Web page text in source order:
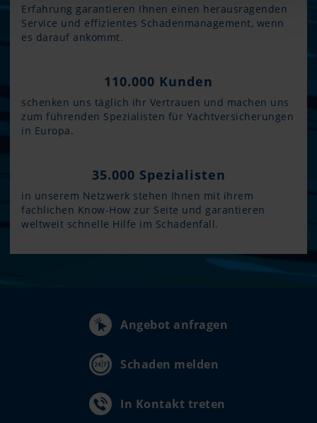
Erfahrung garantieren Ihnen einen herausragenden
Service und effizientes Schadenmanagement, wenn
es darauf ankommt.
110.000 Kunden
schenken uns täglich ihr Vertrauen und machen uns
zum führenden Spezialisten für Yachtversicherungen
in Europa.
35.000 Spezialisten
in unserem Netzwerk stehen Ihnen mit ihrem
fachlichen Know-How zur Seite und garantieren
weltweit schnelle Hilfe im Schadenfall.
Angebot anfragen
Schaden melden
In Kontakt treten